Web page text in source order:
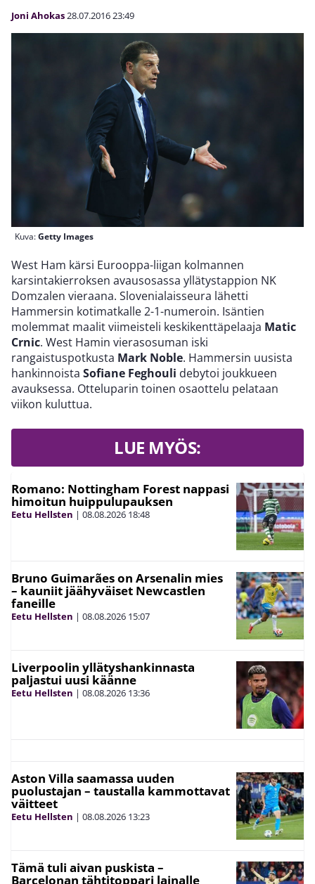
Joni Ahokas28.07.201623:49
Kuva:Getty Images
West Ham kärsi Eurooppa-liigan kolmannen
karsintakierroksen avausosassa yllätystappion NK
Domzalen vieraana. Slovenialaisseura lähetti
Hammersin kotimatkalle 2-1-numeroin. Isäntien
molemmat maalit viimeisteli keskikenttäpelaaja Matic
Crnic. West Hamin vierasosuman iski
rangaistuspotkusta Mark Noble. Hammersin uusista
hankinnoista Sofiane Feghouli debytoi joukkueen
avauksessa. Otteluparin toinen osaottelu pelataan
viikon kuluttua.
LUE MYÖS:
Romano: Nottingham Forest nappasi
himoitun huippulupauksen
Eetu Hellsten | 08.08.2026 18:48
Bruno Guimarães on Arsenalin mies
– kauniit jäähyväiset Newcastlen
faneille
Eetu Hellsten | 08.08.2026 15:07
Liverpoolin yllätyshankinnasta
paljastui uusi käänne
Eetu Hellsten | 08.08.2026 13:36
Aston Villa saamassa uuden
puolustajan – taustalla kammottavat
väitteet
Eetu Hellsten | 08.08.2026 13:23
Tämä tuli aivan puskista –
Barcelonan tähtitoppari lainalle